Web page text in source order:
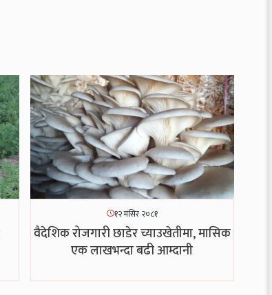
१२ मंसिर २०८१
वैदेशिक रोजगारी छाडेर च्याउखेतीमा, मासिक
एक लाखभन्दा बढी आम्दानी